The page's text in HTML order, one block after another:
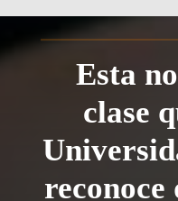
Esta
clase
reconoce